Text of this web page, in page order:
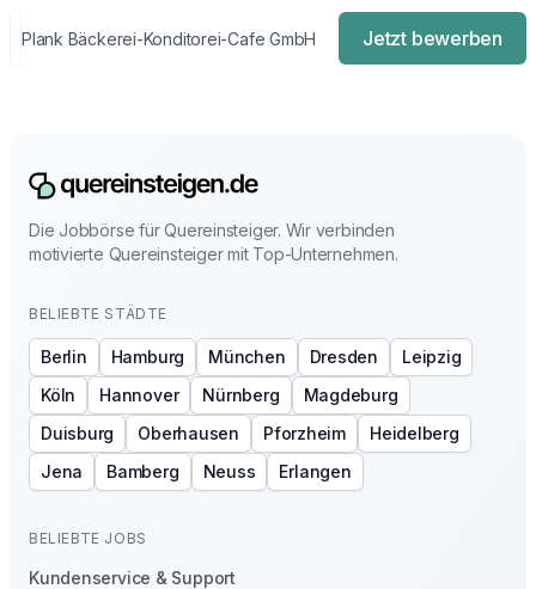
Plank Bäckerei-Konditorei-Cafe GmbH Jetzt bewerben
Die Jobbörse für Quereinsteiger. Wir verbinden
motivierte Quereinsteiger mit Top-Unternehmen.
BELIEBTE STÄDTE
Berlin Hamburg München Dresden
Leipzig
Köln
Hannover Nürnberg
Magdeburg
Duisburg
Oberhausen Pforzheim
Heidelberg
Jena
Bamberg Neuss Erlangen
BELIEBTE JOBS
Kundenservice & Support